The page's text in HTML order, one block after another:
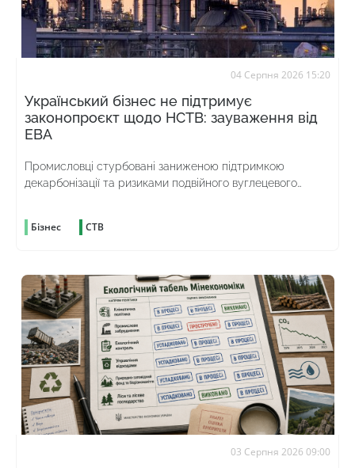
04 Серпня 2026 15:20
Український бізнес не підтримує
законопроєкт щодо НСТВ: зауваження від
ЕВА
Промисловці стурбовані заниженою підтримкою
декарбонізації та ризиками подвійного вуглецевого
Бізнес СТВ
03 Серпня 2026 09:00